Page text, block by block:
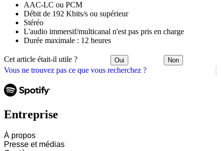
Vous ne trouvez pas ce que vous recherchez ?
AAC-LC ou PCM
Débit de 192 Kbits/s ou supérieur
Stéréo
L'audio immersif/multicanal n'est pas pris en charge
Durée maximale : 12 heures
Cet article était-il utile ? Oui Non
Entreprise
À propos
Presse et médias